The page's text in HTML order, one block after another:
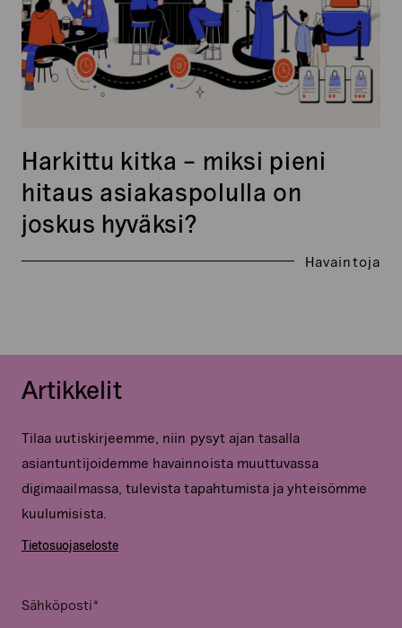
on
joskus
hyväksi?
Havaintoja
Harkittu kitka – miksi pieni
hitaus asiakaspolulla on
joskus hyväksi?
Artikkelit
Tilaa uutiskirjeemme, niin pysyt ajan tasalla
asiantuntijoidemme havainnoista muuttuvassa
digimaailmassa, tulevista tapahtumista ja yhteisömme
kuulumisista.
Tietosuojaseloste
Sähköposti
Name